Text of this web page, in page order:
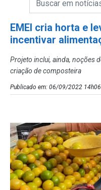
EMEI cria horta e
incentivar
Projeto inclui, ainda, noções
criação de composteira
Publicado em: 06/09/2022